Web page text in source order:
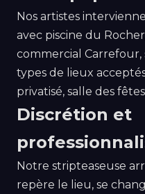
Nos artistes
avec piscine du
commercial Carrefour,
types de lieux
privatisé, salle des
Discrétion et
Notre stripteaseuse
repère le lieu, se